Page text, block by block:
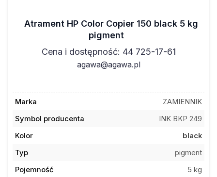
Atrament HP Color Copier 150 black 5 kg
pigment
Cena i dostępność: 44 725-17-61
agawa@agawa.pl
Marka
ZAMIENNIK
Symbol producenta
INK BKP 249
Kolor
black
Typ
pigment
Pojemność
5 kg